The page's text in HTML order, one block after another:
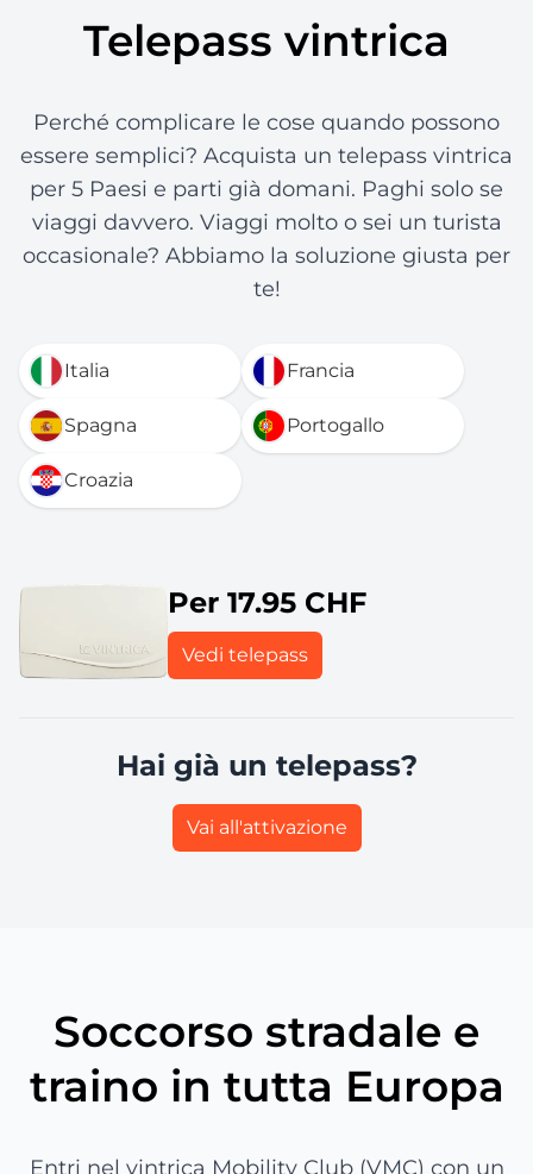
Telepass vintrica
Perché complicare le cose quando possono
essere semplici? Acquista un telepass vintrica
per 5 Paesi e parti già domani. Paghi solo se
viaggi davvero. Viaggi molto o sei un turista
occasionale? Abbiamo la soluzione giusta per
te!
Italia Francia
Spagna Portogallo
Croazia
Per 17.95 CHF
Vedi telepass
Hai già un telepass?
Vai all'attivazione
Soccorso stradale e
traino in tutta Europa
Entri nel vintrica Mobility Club (VMC) con un